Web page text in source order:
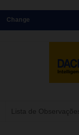
Change
Lista de Observações